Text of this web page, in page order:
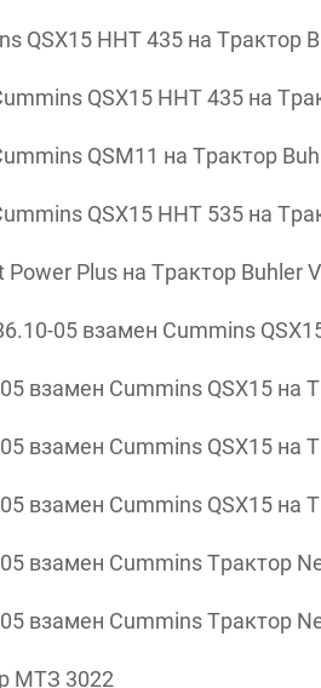
HHT 435 на Трактор
QSX15 HHT 435 на
QSM11 на Трактор
QSX15 HHT 535 на
Plus на Трактор Buhler
05 взамен Cummins
Cummins QSX15 на
Cummins QSX15 на
Cummins QSX15 на
взамен Cummins Трактор
взамен Cummins Трактор
МТЗ 3022